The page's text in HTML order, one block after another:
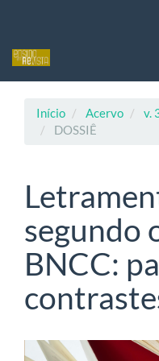
principal
Início Acervo
v.
DOSSIÊ
segundo
BNCC:
Barra